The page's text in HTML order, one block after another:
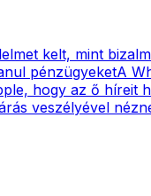
kelt, mint
pénzügyeketA
hogy az ő híreit
veszélyével